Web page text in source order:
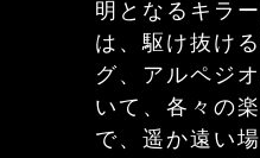
明となるキラ
は、駆け抜け
グ、アルペジ
いて、各々の
で、遥か遠い